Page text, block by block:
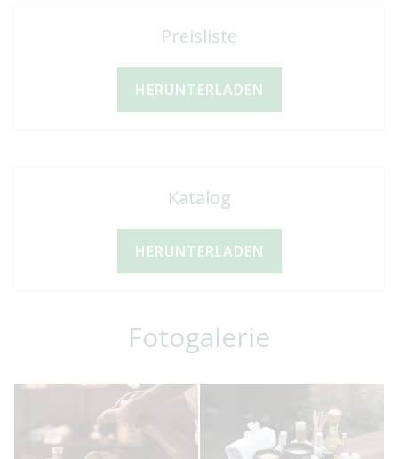
Preisliste
HERUNTERLADEN
Katalog
HERUNTERLADEN
Fotogalerie